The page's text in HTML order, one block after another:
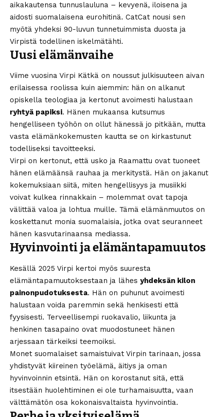
aikakautensa tunnuslauluna – kevyenä, iloisena ja
aidosti suomalaisena eurohitinä. CatCat nousi sen
myötä yhdeksi 90-luvun tunnetuimmista duosta ja
Virpistä todellinen iskelmätähti.
Uusi elämänvaihe
Viime vuosina Virpi Kätkä on noussut julkisuuteen aivan
erilaisessa roolissa kuin aiemmin: hän on alkanut
opiskella teologiaa ja kertonut avoimesti halustaan
ryhtyä papiksi. Hänen mukaansa kutsumus
hengelliseen työhön on ollut hänessä jo pitkään, mutta
vasta elämänkokemusten kautta se on kirkastunut
todelliseksi tavoitteeksi.
Virpi on kertonut, että usko ja Raamattu ovat tuoneet
hänen elämäänsä rauhaa ja merkitystä. Hän on jakanut
kokemuksiaan siitä, miten hengellisyys ja musiikki
voivat kulkea rinnakkain – molemmat ovat tapoja
välittää valoa ja lohtua muille. Tämä elämänmuutos on
koskettanut monia suomalaisia, jotka ovat seuranneet
hänen kasvutarinaansa mediassa.
Hyvinvointi ja elämäntapamuutos
Kesällä 2025 Virpi kertoi myös suuresta
elämäntapamuutoksestaan ja lähes yhdeksän kilon
painonpudotuksesta. Hän on puhunut avoimesti
halustaan voida paremmin sekä henkisesti että
fyysisesti. Terveellisempi ruokavalio, liikunta ja
henkinen tasapaino ovat muodostuneet hänen
arjessaan tärkeiksi teemoiksi.
Monet suomalaiset samaistuivat Virpin tarinaan, jossa
yhdistyvät kiireinen työelämä, äitiys ja oman
hyvinvoinnin etsintä. Hän on korostanut sitä, että
itsestään huolehtiminen ei ole turhamaisuutta, vaan
välttämätön osa kokonaisvaltaista hyvinvointia.